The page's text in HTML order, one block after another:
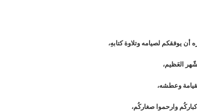
يوفقكم لصيامه وتلاوة كتابهِ،
العَظيم،
وعطشه،
وارحموا صغاركُم،